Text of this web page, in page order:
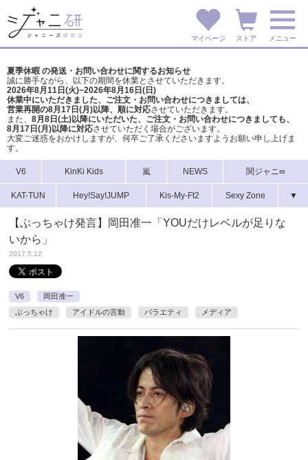
マイページ ストア メニュー
夏季休暇 の発送・お問い合わせに関するお知らせ
誠に勝手ながら、以下の期間を休業とさせていただきます。
2026年8月11日(火)~2026年8月16日(日)
休業中にいただきました、ご注文・お問い合わせにつきましては、
営業再開の8月17日(月)以降、順に対応させていただきます。
また、 8月8日(土)以降にいただいた、ご注文・ お問い合わせにつきましても、
8月17日(月)以降に対応させていただく場合がございます。
大変ご迷惑をおかけしますが、 何卒ご了承くださいますようお願い申し上げま
す。
V6 KinKi Kids 嵐 NEWS 関ジャニ∞
KAT-TUN Hey!Say!JUMP Kis-My-Ft2 Sexy Zone ▼
【ぶっちゃけ発言】岡田准一「YOUだけレベルが足りな
いから」
2017.5.12
V6
岡田准一
ぶっちゃけ
アイドルの言動 バラエティ メディア